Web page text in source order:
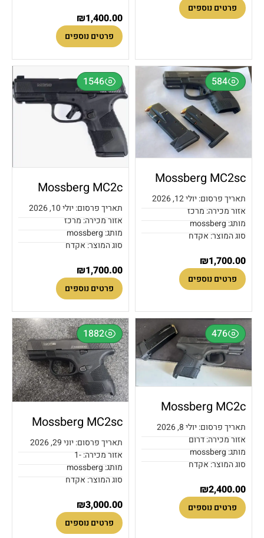
פרטים נוספים
₪1,400.00
פרטים נוספים
584
Mossberg MC2sc
תאריך פרסום: יולי 12, 2026
אזור מכירה: מרכז
מותג: mossberg
סוג המוצר: אקדח
₪1,700.00
פרטים נוספים
1546
Mossberg MC2c
תאריך פרסום: יולי 10, 2026
אזור מכירה: מרכז
מותג: mossberg
סוג המוצר: אקדח
₪1,700.00
פרטים נוספים
476
Mossberg MC2c
תאריך פרסום: יולי 8, 2026
אזור מכירה: דרום
מותג: mossberg
סוג המוצר: אקדח
₪2,400.00
פרטים נוספים
1882
Mossberg MC2sc
תאריך פרסום: יוני 29, 2026
אזור מכירה: -1
מותג: mossberg
סוג המוצר: אקדח
₪3,000.00
פרטים נוספים